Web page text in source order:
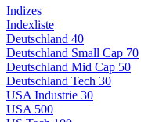
Indizes
Indexliste
Deutschland 40
Deutschland Small Cap 70
Deutschland Mid Cap 50
Deutschland Tech 30
USA Industrie 30
USA 500